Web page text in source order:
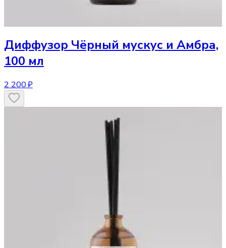
Диффузор Чёрный мускус и Амбра,
100 мл
2 200 ₽